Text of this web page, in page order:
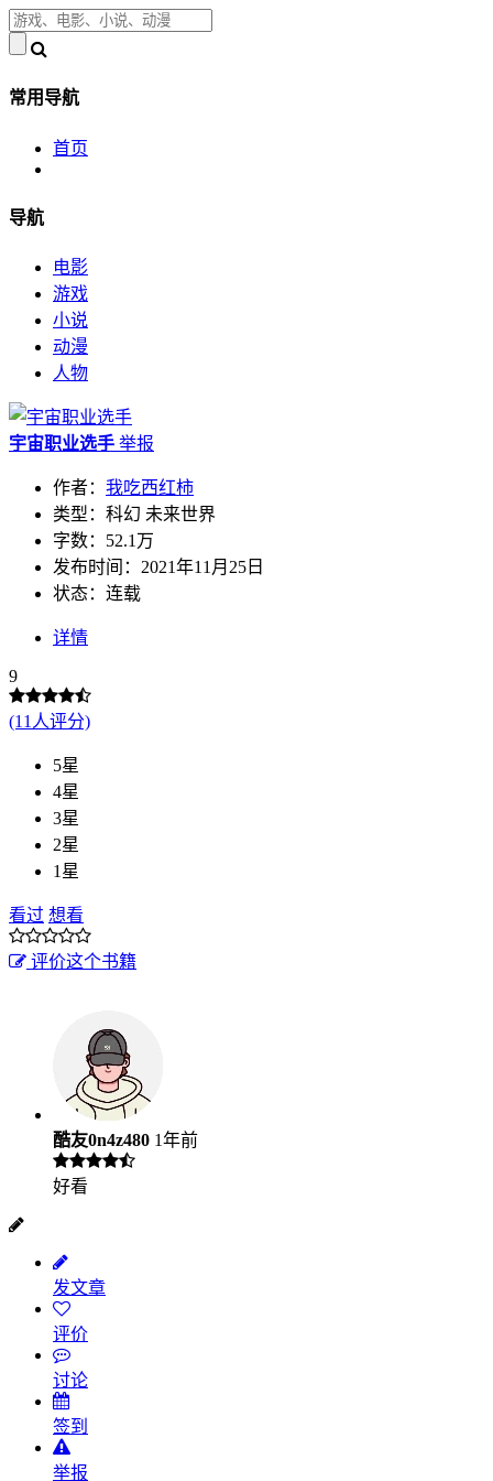
常用导航
首页
导航
电影
游戏
小说
动漫
人物
宇宙职业选手 举报
作者： 我吃西红柿
类型：科幻 未来世界
字数：52.1万
发布时间：2021年11月25日
状态：连载
详情
9
(11人评分)
5星
4星
3星
2星
1星
看过 想看
评价这个书籍
酷友0n4z480 1年前
好看
发文章
评价
讨论
签到
举报